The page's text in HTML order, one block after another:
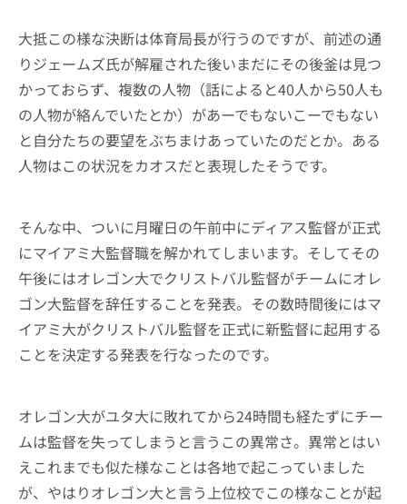
大抵この様な決断は体育局長が行うのですが、前述の通
りジェームズ氏が解雇された後いまだにその後釜は見つ
かっておらず、複数の人物（話によると40人から50人も
の人物が絡んでいたとか）があーでもないこーでもない
と自分たちの要望をぶちまけあっていたのだとか。ある
人物はこの状況をカオスだと表現したそうです。
そんな中、ついに月曜日の午前中にディアス監督が正式
にマイアミ大監督職を解かれてしまいます。そしてその
午後にはオレゴン大でクリストバル監督がチームにオレ
ゴン大監督を辞任することを発表。その数時間後にはマ
イアミ大がクリストバル監督を正式に新監督に起用する
ことを決定する発表を行なったのです。
オレゴン大がユタ大に敗れてから24時間も経たずにチー
ムは監督を失ってしまうと言うこの異常さ。異常とはい
えこれまでも似た様なことは各地で起こっていました
が、やはりオレゴン大と言う上位校でこの様なことが起